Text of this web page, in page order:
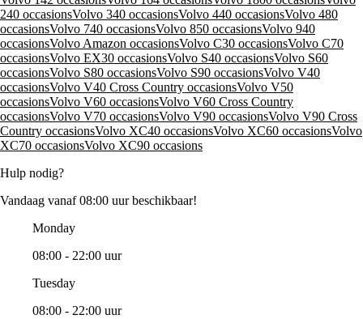
240 occasionsVolvo 340 occasionsVolvo 440 occasionsVolvo 480
occasionsVolvo 740 occasionsVolvo 850 occasionsVolvo 940
occasionsVolvo Amazon occasionsVolvo C30 occasionsVolvo C70
occasionsVolvo EX30 occasionsVolvo S40 occasionsVolvo S60
occasionsVolvo S80 occasionsVolvo S90 occasionsVolvo V40
occasionsVolvo V40 Cross Country occasionsVolvo V50
occasionsVolvo V60 occasionsVolvo V60 Cross Country
occasionsVolvo V70 occasionsVolvo V90 occasionsVolvo V90 Cross
Country occasionsVolvo XC40 occasionsVolvo XC60 occasionsVolvo
XC70 occasionsVolvo XC90 occasions
Hulp nodig?
Vandaag vanaf 08:00 uur beschikbaar!
Monday
08:00 - 22:00 uur
Tuesday
08:00 - 22:00 uur